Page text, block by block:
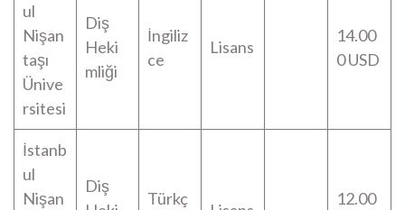
ul
Nişan
taşı
Ünive
rsitesi
Diş
Heki
mliği
İngiliz
ce
Lisans
14.00
0 USD
İstanb
ul
Nişan
Diş
Türkç 12.00